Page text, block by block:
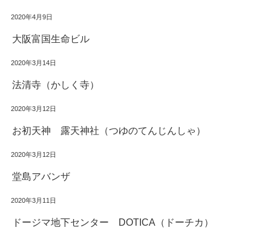
2020年4月9日
大阪富国生命ビル
2020年3月14日
法清寺（かしく寺）
2020年3月12日
お初天神 露天神社（つゆのてんじんしゃ）
2020年3月12日
堂島アバンザ
2020年3月11日
ドージマ地下センター DOTICA（ドーチカ）